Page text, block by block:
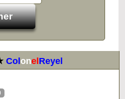
ColonelReyel